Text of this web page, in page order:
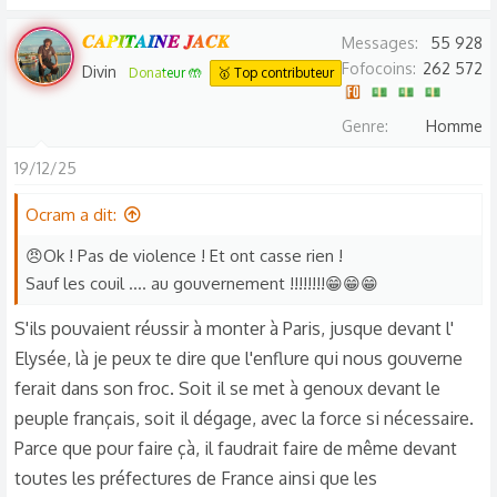
𝑪𝑨𝑷𝑰𝑻𝑨𝑰𝑵𝑬 𝑱𝑨𝑪𝑲
Divin Donateur 🤲 🥇 Top contributeur
Messages
55 928
Fofocoins
262 572
Genre Homme
19/12/25
Ocram a dit:
😠Ok ! Pas de violence ! Et ont casse rien !
Sauf les couil .... au gouvernement !!!!!!!!😁😁😁
S'ils pouvaient réussir à monter à Paris, jusque devant l'
Elysée, là je peux te dire que l'enflure qui nous gouverne
ferait dans son froc. Soit il se met à genoux devant le
peuple français, soit il dégage, avec la force si nécessaire.
Parce que pour faire çà, il faudrait faire de même devant
toutes les préfectures de France ainsi que les